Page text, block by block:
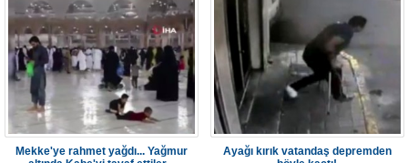
Mekke'ye rahmet yağdı... Yağmur
Ayağı kırık vatandaş depremden